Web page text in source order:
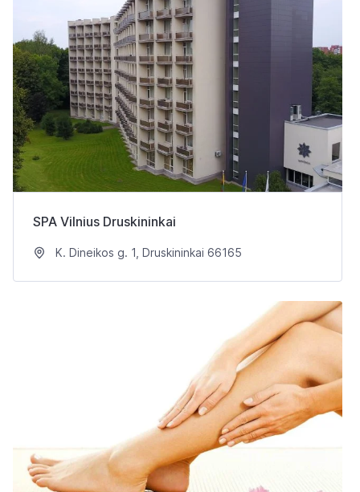
SPA Vilnius Druskininkai
K. Dineikos g. 1, Druskininkai 66165